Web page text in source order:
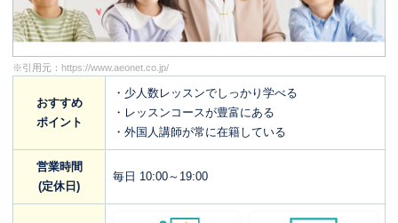
※引用元： https://www.aeonet.co.jp/
おすすめ
ポイント
・少人数レッスンでしっかり学べる
・レッスンコースが豊富にある
・外国人講師が常に在籍している
営業時間
(定休日)
毎日 10:00～19:00